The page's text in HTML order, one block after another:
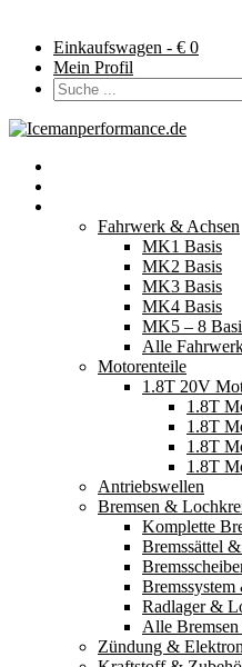
Einkaufswagen - € 0
Mein Profil
Fahrwerk & Achsen
MK1 Basis
MK2 Basis
MK3 Basis
MK4 Basis
MK5 – 8
Alle
Motorenteile
1.8T 20V
1.8T
1.8T
1.8T
1.8T
Antriebswellen
Bremsen &
Komplette
Bremssättel
Radlager &
Alle
Zündung &